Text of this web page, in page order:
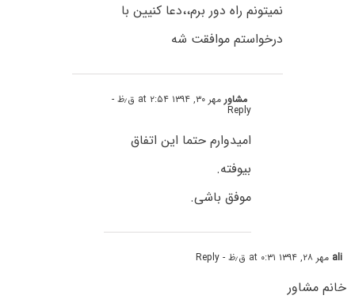
نمیتونم راه دور برم،،دعا کنیین با
درخواستم موافقت شه
مشاورمهر ۳۰, ۱۳۹۴ at ۲:۵۴ ق٫ظ -
Reply
امیدوارم حتما این اتفاق
بیوفته.
موفق باشی.
ali مهر ۲۸, ۱۳۹۴ at ۰:۳۱ ق٫ظ - Reply
خانم مشاور